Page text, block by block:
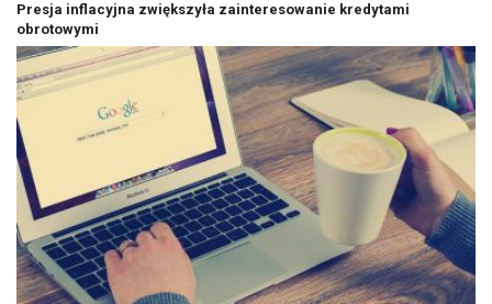
Presja inflacyjna zwiększyła zainteresowanie kredytami
obrotowymi